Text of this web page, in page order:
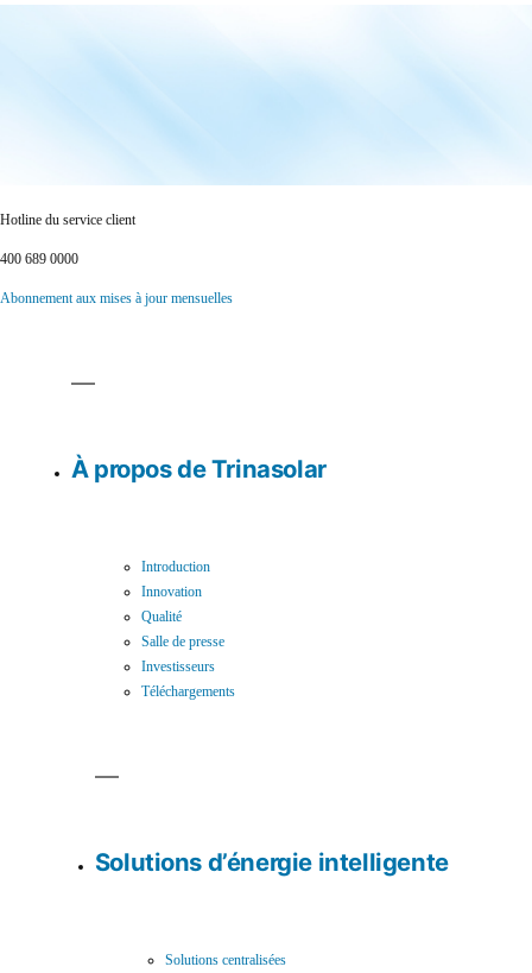
Hotline du service client
400 689 0000
Abonnement aux mises à jour mensuelles
À propos de Trinasolar
Introduction
Innovation
Qualité
Salle de presse
Investisseurs
Téléchargements
Solutions d’énergie intelligente
Solutions centralisées